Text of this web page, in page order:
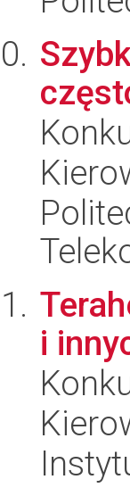
i